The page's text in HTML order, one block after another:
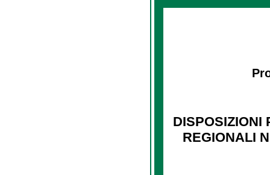
DISPOSIZIONI
REGIONALI